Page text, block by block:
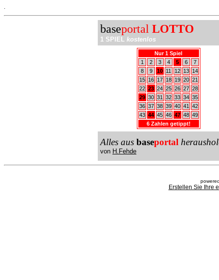
baseportal LOTTO
1 SPIEL kostenlos
Nur 1 Spiel
1
2 3 4 5 6
7
8
9 10 11 12 13
14
15
16 17 18 19 20 21
22 23 24 25 26 27 28
29 30 31 32 33 34 35
36 37 38 39 40 41
42
43 44 45 46 47 48 49
6 Zahlen getippt!
Alles aus baseportal
von H.Fehde
Erstellen Sie Ihre